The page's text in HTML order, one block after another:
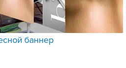
баннер